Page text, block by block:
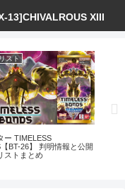
13]CHIVALROUS XIII
スト
ー TIMELESS
BT-26】 判明情報と公開
ストまとめ